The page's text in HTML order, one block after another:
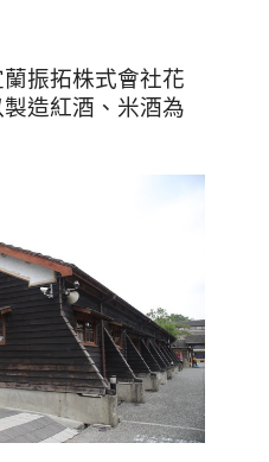
振拓株式會社花
造紅酒、米酒為